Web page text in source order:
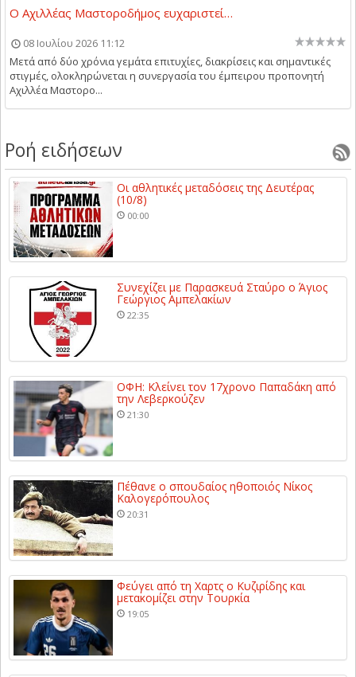
Ο Αχιλλέας Μαστοροδήμος ευχαριστεί…
08 Ιουλίου 2026 11:12
Μετά από δύο χρόνια γεμάτα επιτυχίες, διακρίσεις και σημαντικές
στιγμές, ολοκληρώνεται η συνεργασία του έμπειρου προπονητή
Αχιλλέα Μαστορο...
Ροή ειδήσεων
Οι αθλητικές μεταδόσεις της Δευτέρας
(10/8)
00:00
Συνεχίζει με Παρασκευά Σταύρο ο Άγιος
Γεώργιος Αμπελακίων
22:35
ΟΦΗ: Κλείνει τον 17χρονο Παπαδάκη από
την Λεβερκούζεν
21:30
Πέθανε ο σπουδαίος ηθοποιός Νίκος
Καλογερόπουλος
20:31
Φεύγει από τη Χαρτς ο Κυζιρίδης και
μετακομίζει στην Τουρκία
19:05